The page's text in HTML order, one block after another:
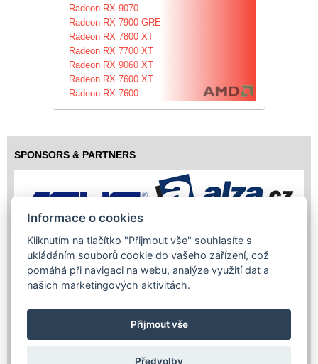
Radeon RX 9070
Radeon RX 7900 GRE
Radeon RX 7800 XT
Radeon RX 7700 XT
Radeon RX 9060 XT
Radeon RX 7600 XT
Radeon RX 7600
SPONSORS & PARTNERS
Informace o cookies
Kliknutím na tlačítko "Přijmout vše" souhlasíte s
ukládáním souborů cookie do vašeho zařízení, což
pomáhá při navigaci na webu, analýze využití dat a
našich marketingových aktivitách.
Přijmout vše
Předvolby